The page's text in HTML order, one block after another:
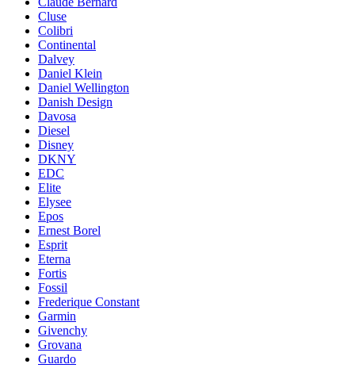
Cluse
Colibri
Continental
Dalvey
Daniel Klein
Daniel Wellington
Danish Design
Davosa
Diesel
Disney
DKNY
EDC
Elite
Elysee
Epos
Ernest Borel
Esprit
Eterna
Fortis
Fossil
Frederique Constant
Garmin
Givenchy
Grovana
Guardo